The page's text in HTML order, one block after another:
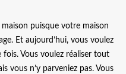
puisque votre maison
Et aujourd’hui, vous voulez
Vous voulez réaliser tout
vous n’y parveniez pas. Vous